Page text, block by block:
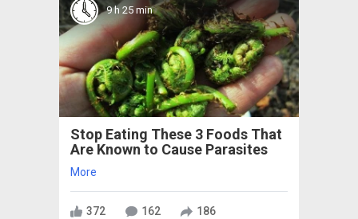
9 h 25 min
Stop Eating These 3 Foods That
Are Known to Cause Parasites
More
372 162 186